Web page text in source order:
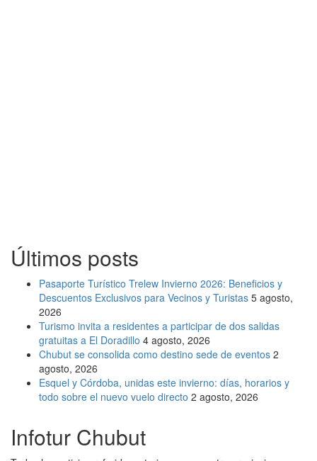
Últimos posts
Pasaporte Turístico Trelew Invierno 2026: Beneficios y
Descuentos Exclusivos para Vecinos y Turistas 5 agosto,
2026
Turismo invita a residentes a participar de dos salidas
gratuitas a El Doradillo 4 agosto, 2026
Chubut se consolida como destino sede de eventos 2
agosto, 2026
Esquel y Córdoba, unidas este invierno: días, horarios y
todo sobre el nuevo vuelo directo 2 agosto, 2026
Infotur Chubut